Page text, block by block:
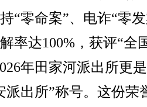
“零命案”、电诈“零
率达100%，获评“全
年田家河派出所更
派出所”称号。这份荣